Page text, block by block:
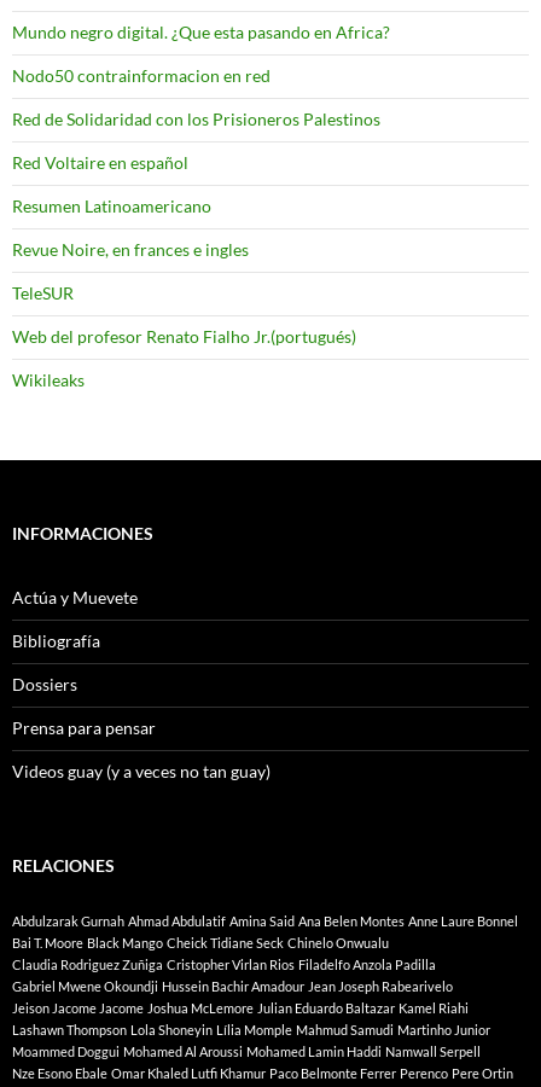
Mundo negro digital. ¿Que esta pasando en Africa?
Nodo50 contrainformacion en red
Red de Solidaridad con los Prisioneros Palestinos
Red Voltaire en español
Resumen Latinoamericano
Revue Noire, en frances e ingles
TeleSUR
Web del profesor Renato Fialho Jr.(portugués)
Wikileaks
INFORMACIONES
Actúa y Muevete
Bibliografía
Dossiers
Prensa para pensar
Videos guay (y a veces no tan guay)
RELACIONES
Abdulzarak Gurnah Ahmad Abdulatif Amina Said Ana Belen Montes Anne Laure Bonnel
Bai T. Moore Black Mango Cheick Tidiane Seck Chinelo Onwualu
Claudia Rodriguez Zuñiga Cristopher Virlan Rios Filadelfo Anzola Padilla
Gabriel Mwene Okoundji Hussein Bachir Amadour Jean Joseph Rabearivelo
Jeison Jacome Jacome Joshua McLemore Julian Eduardo Baltazar Kamel Riahi
Lashawn Thompson Lola Shoneyin Lília Momple Mahmud Samudi Martinho Junior
Moammed Doggui Mohamed Al Aroussi Mohamed Lamin Haddi Namwall Serpell
Nze Esono Ebale Omar Khaled Lutfi Khamur Paco Belmonte Ferrer Perenco Pere Ortin